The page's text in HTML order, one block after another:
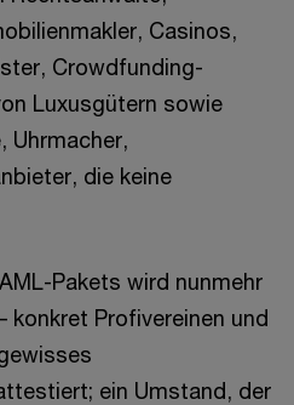
Casinos,
Crowdfunding-
Luxusgütern sowie
Uhrmacher,
die keine
Pakets wird nunmehr
konkret Profivereinen und
ein Umstand, der